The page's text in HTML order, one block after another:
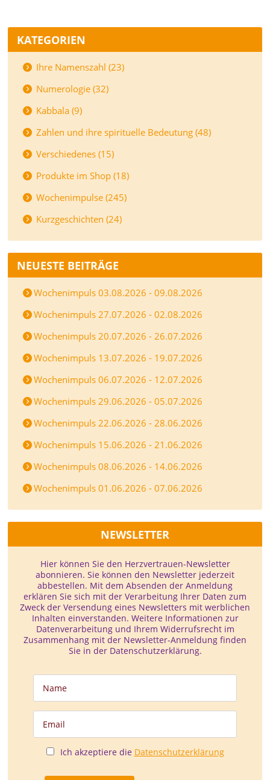
KATEGORIEN
Ihre Namenszahl (23)
Numerologie (32)
Kabbala (9)
Zahlen und ihre spirituelle Bedeutung (48)
Verschiedenes (15)
Produkte im Shop (18)
Wochenimpulse (245)
Kurzgeschichten (24)
NEUESTE BEITRÄGE
Wochenimpuls 03.08.2026 - 09.08.2026
Wochenimpuls 27.07.2026 - 02.08.2026
Wochenimpuls 20.07.2026 - 26.07.2026
Wochenimpuls 13.07.2026 - 19.07.2026
Wochenimpuls 06.07.2026 - 12.07.2026
Wochenimpuls 29.06.2026 - 05.07.2026
Wochenimpuls 22.06.2026 - 28.06.2026
Wochenimpuls 15.06.2026 - 21.06.2026
Wochenimpuls 08.06.2026 - 14.06.2026
Wochenimpuls 01.06.2026 - 07.06.2026
NEWSLETTER
Hier können Sie den Herzvertrauen-­Newsletter
abonnieren. Sie können den Newsletter jederzeit
abbestellen. Mit dem Absenden der Anmeldung
erklären Sie sich mit der Verarbeitung Ihrer Daten zum
Zweck der Versendung eines Newsletters mit werblichen
Inhalten einverstanden. Weitere Informationen zur
Datenverarbeitung und Ihrem Widerrufsrecht im
Zusammenhang mit der Newsletter-Anmeldung finden
Sie in der Datenschutzerklärung.
Ich akzeptiere die Datenschutzerklärung